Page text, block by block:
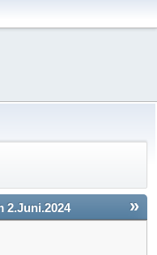
»
2.Juni.2024